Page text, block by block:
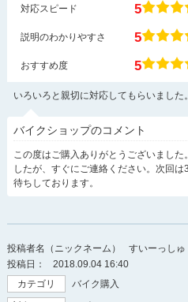
対応スピード 5
説明のわかりやすさ 5
おすすめ度 5
いろいろと親切に対応してもらいました
バイクショップのコメント
この度はご購入ありがとうございまし
したが、すぐにご連絡ください。次回
待ちしております。
投稿者名（ニックネーム）
すいーっしゅ
投稿日：
2018.09.04 16:40
カテゴリ
バイク購入